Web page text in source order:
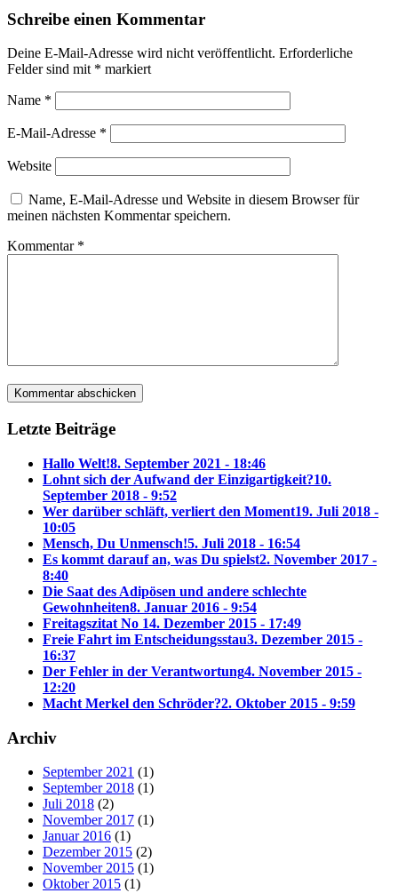
Schreibe einen Kommentar
Deine E-Mail-Adresse wird nicht veröffentlicht. Erforderliche
Felder sind mit * markiert
Name *
E-Mail-Adresse *
Website
Name, E-Mail-Adresse und Website in diesem Browser für
meinen nächsten Kommentar speichern.
Kommentar *
Letzte Beiträge
Hallo Welt!8. September 2021 - 18:46
Lohnt sich der Aufwand der Einzigartigkeit?10.
September 2018 - 9:52
Wer darüber schläft, verliert den Moment19. Juli 2018 -
10:05
Mensch, Du Unmensch!5. Juli 2018 - 16:54
Es kommt darauf an, was Du spielst2. November 2017 -
8:40
Die Saat des Adipösen und andere schlechte
Gewohnheiten8. Januar 2016 - 9:54
Freitagszitat No 14. Dezember 2015 - 17:49
Freie Fahrt im Entscheidungsstau3. Dezember 2015 -
16:37
Der Fehler in der Verantwortung4. November 2015 -
12:20
Macht Merkel den Schröder?2. Oktober 2015 - 9:59
Archiv
September 2021 (1)
September 2018 (1)
Juli 2018 (2)
November 2017 (1)
Januar 2016 (1)
Dezember 2015 (2)
November 2015 (1)
Oktober 2015 (1)